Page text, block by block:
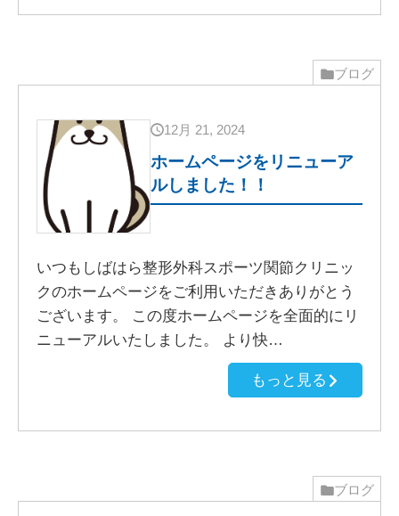
ブログ
12月 21, 2024
ホームページをリニューア
ルしました！！
いつもしばはら整形外科スポーツ関節クリニッ
クのホームページをご利用いただきありがとう
ございます。 この度ホームページを全面的にリ
ニューアルいたしました。 より快…
もっと見る
ブログ